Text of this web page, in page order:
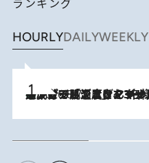
ランキング
HOURLYDAILYWEEKLY
2026.8.7
メントールやエタノールは不使用。ピジョンより、マイルドな冷感成分で肌温度をマイナス3℃まで下げる「ごきげんクール ひんやりアクアミスト」を3名様にプレゼント